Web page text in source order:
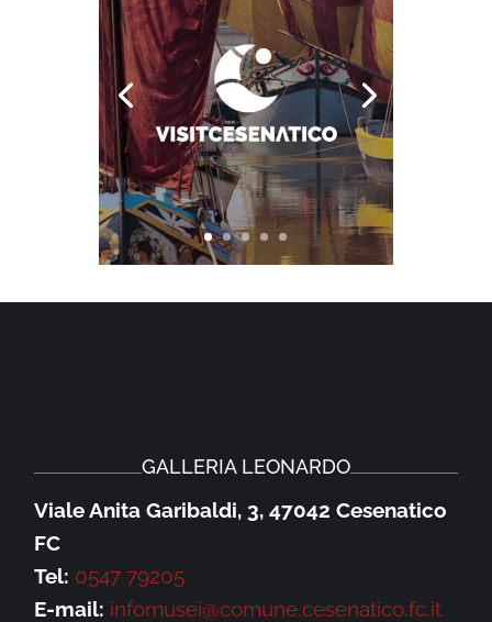
GALLERIA LEONARDO
Viale Anita Garibaldi, 3, 47042 Cesenatico
FC
Tel: 0547 79205
E-mail: infomusei@comune.cesenatico.fc.it